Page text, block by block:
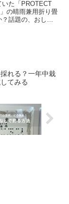
いた「PROTECT
の晴雨兼用折り畳
話題の、おしゃ
れる？一年中栽
てみる